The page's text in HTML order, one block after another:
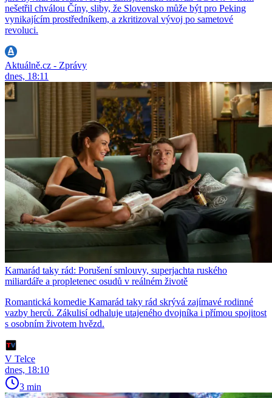
nešetřil chválou Číny, sliby, že Slovensko může být pro Peking
vynikajícím prostředníkem, a zkritizoval vývoj po sametové
revoluci.
Aktuálně.cz - Zprávy
dnes, 18:11
Kamarád taky rád: Porušení smlouvy, superjachta ruského
miliardáře a propletenec osudů v reálném životě
Romantická komedie Kamarád taky rád skrývá zajímavé rodinné
vazby herců. Zákulisí odhaluje utajeného dvojníka i přímou spojitost
s osobním životem hvězd.
V Telce
dnes, 18:10
3 min